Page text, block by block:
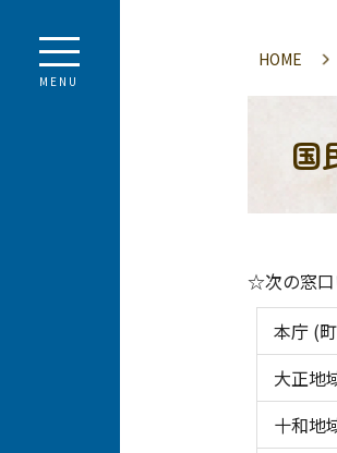
MENU
HOME
国
☆次の窓口
本庁 (
大正地
十和地